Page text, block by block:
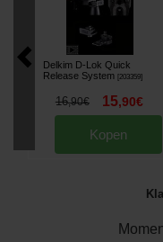
Delkim D-Lok Quick
Release System [203359]
16,90€ 15,90€
Kopen